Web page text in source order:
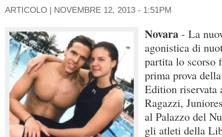
ARTICOLO | NOVEMBRE 12, 2013 - 1:51PM
Novara - La
agonistica di
partita lo scorso
prima prova
Edition riservata
Ragazzi,
al Palazzo del
gli atleti della